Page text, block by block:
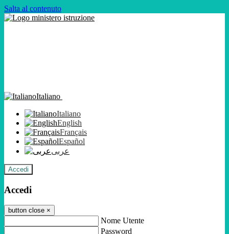
Salta al contenuto
Italiano
Italiano
English
Français
Español
عربى
Accedi
Accedi
button close ×
Nome Utente
Password